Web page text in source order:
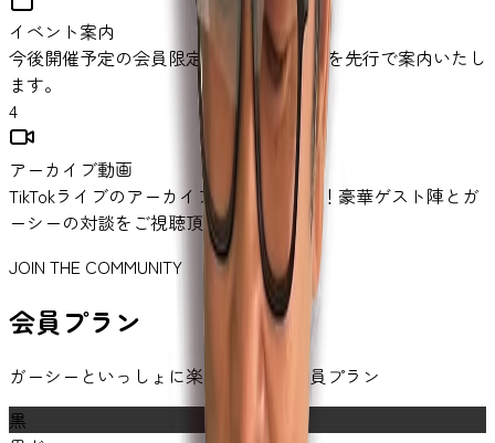
イベント案内
今後開催予定の会員限定イベントの案内を先行で案内いたし
ます。
4
アーカイブ動画
TikTokライブのアーカイブ動画を配信中！豪華ゲスト陣とガ
ーシーの対談をご視聴頂けます。
JOIN THE COMMUNITY
会員プラン
ガーシーといっしょに楽しむための会員プラン
黒